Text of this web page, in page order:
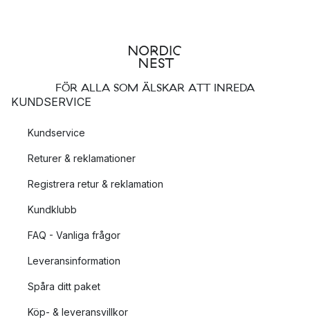
FÖR ALLA SOM ÄLSKAR ATT INREDA
KUNDSERVICE
Kundservice
Returer & reklamationer
Registrera retur & reklamation
Kundklubb
FAQ - Vanliga frågor
Leveransinformation
Spåra ditt paket
Köp- & leveransvillkor